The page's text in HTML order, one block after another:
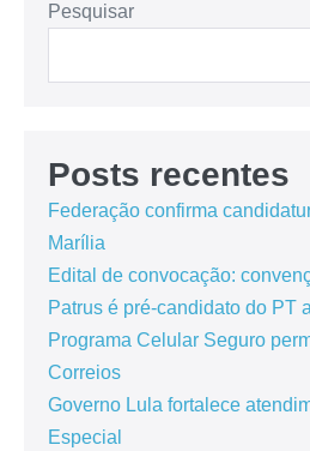
Pesquisar
Posts recentes
Federação confirma
Marília
Edital de convocação:
Patrus é pré-candidato do PT
Programa Celular Seguro
Correios
Governo Lula fortalece
Especial